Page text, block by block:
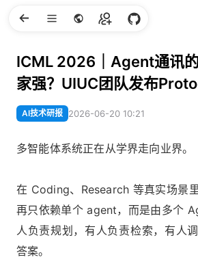
ICML 2026｜Agent通讯
家强？UIUC团队发布
AI技术研报 2026-06-20 10:21
多智能体系统正在从学界走向业界。
在 Coding、Research 等真实场景
再只依赖单个 agent，而是由多个
人负责规划，有人负责检索，有人
答案。